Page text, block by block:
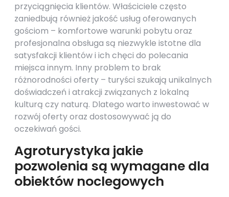
przyciągnięcia klientów. Właściciele często
zaniedbują również jakość usług oferowanych
gościom – komfortowe warunki pobytu oraz
profesjonalna obsługa są niezwykle istotne dla
satysfakcji klientów i ich chęci do polecania
miejsca innym. Inny problem to brak
różnorodności oferty – turyści szukają unikalnych
doświadczeń i atrakcji związanych z lokalną
kulturą czy naturą. Dlatego warto inwestować w
rozwój oferty oraz dostosowywać ją do
oczekiwań gości.
Agroturystyka jakie
pozwolenia są wymagane dla
obiektów noclegowych